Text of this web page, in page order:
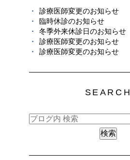
診療医師変更のお知らせ
臨時休診のお知らせ
冬季外来休診日のお知らせ
診療医師変更のお知らせ
診療医師変更のお知らせ
SEARCH